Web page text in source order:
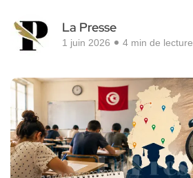
La Presse
1 juin 2026 4 min de lecture